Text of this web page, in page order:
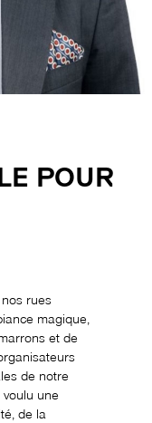
POUR
rues
magique,
et de
de notre
une
de la